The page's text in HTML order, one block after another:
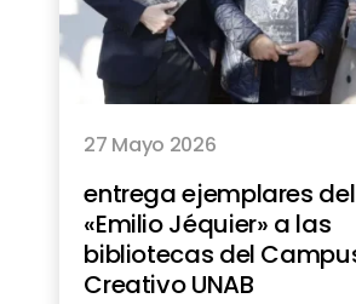
27 Mayo 2026
entrega ejemplares
«Emilio Jéquier» a las
bibliotecas del
Creativo UNAB